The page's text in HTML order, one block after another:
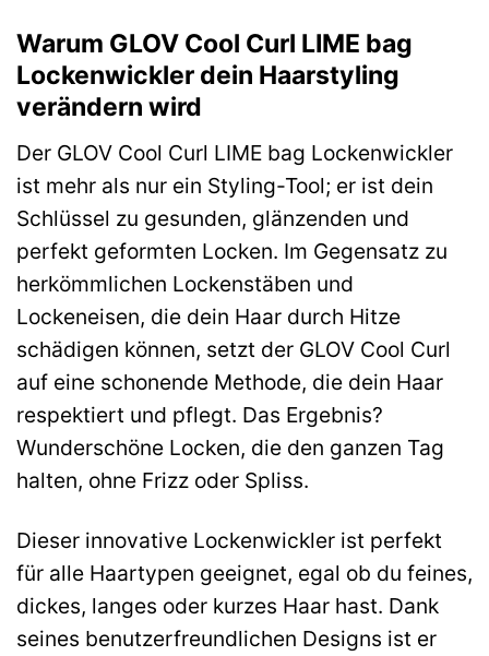
Warum GLOV Cool Curl LIME bag
Lockenwickler dein Haarstyling
verändern wird
Der GLOV Cool Curl LIME bag Lockenwickler
ist mehr als nur ein Styling-Tool; er ist dein
Schlüssel zu gesunden, glänzenden und
perfekt geformten Locken. Im Gegensatz zu
herkömmlichen Lockenstäben und
Lockeneisen, die dein Haar durch Hitze
schädigen können, setzt der GLOV Cool Curl
auf eine schonende Methode, die dein Haar
respektiert und pflegt. Das Ergebnis?
Wunderschöne Locken, die den ganzen Tag
halten, ohne Frizz oder Spliss.
Dieser innovative Lockenwickler ist perfekt
für alle Haartypen geeignet, egal ob du feines,
dickes, langes oder kurzes Haar hast. Dank
seines benutzerfreundlichen Designs ist er